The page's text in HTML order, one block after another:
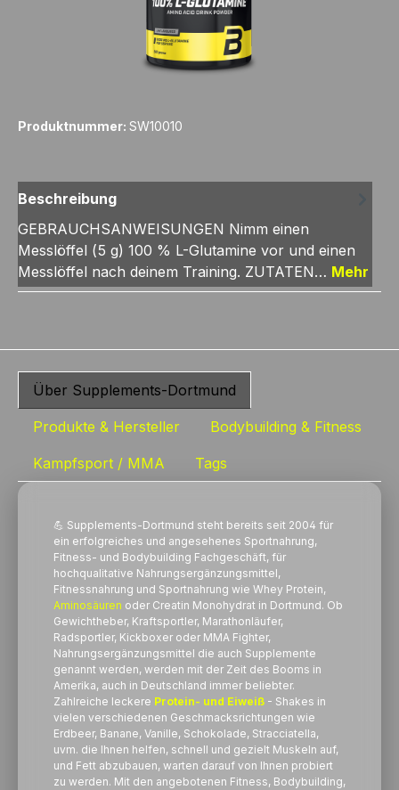
Produktnummer: SW10010
Beschreibung
GEBRAUCHSANWEISUNGEN Nimm einen
Messlöffel (5 g) 100 % L-Glutamine vor und einen
Messlöffel nach deinem Training. ZUTATEN… Mehr
Über Supplements-Dortmund
Produkte & Hersteller Bodybuilding & Fitness
Kampfsport / MMA Tags
💪 Supplements-Dortmund steht bereits seit 2004 für
ein erfolgreiches und angesehenes Sportnahrung,
Fitness- und Bodybuilding Fachgeschäft, für
hochqualitative Nahrungsergänzungsmittel,
Fitnessnahrung und Sportnahrung wie Whey Protein,
Aminosäuren oder Creatin Monohydrat in Dortmund. Ob
Gewichtheber, Kraftsportler, Marathonläufer,
Radsportler, Kickboxer oder MMA Fighter,
Nahrungsergänzungsmittel die auch Supplemente
genannt werden, werden mit der Zeit des Booms in
Amerika, auch in Deutschland immer beliebter.
Zahlreiche leckere Protein- und Eiweiß - Shakes in
vielen verschiedenen Geschmacksrichtungen wie
Erdbeer, Banane, Vanille, Schokolade, Stracciatella,
uvm. die Ihnen helfen, schnell und gezielt Muskeln auf,
und Fett abzubauen, warten darauf von Ihnen probiert
zu werden. Mit den angebotenen Fitness, Bodybuilding,